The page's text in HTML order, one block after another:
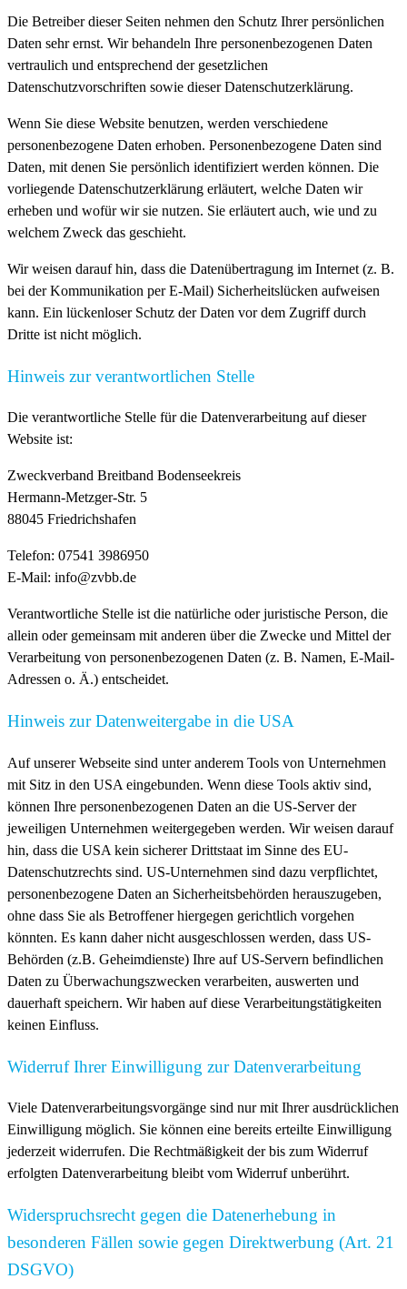
Die Betreiber dieser Seiten nehmen den Schutz Ihrer persönlichen
Daten sehr ernst. Wir behandeln Ihre personenbezogenen Daten
vertraulich und entsprechend der gesetzlichen
Datenschutzvorschriften sowie dieser Datenschutzerklärung.
Wenn Sie diese Website benutzen, werden verschiedene
personenbezogene Daten erhoben. Personenbezogene Daten sind
Daten, mit denen Sie persönlich identifiziert werden können. Die
vorliegende Datenschutzerklärung erläutert, welche Daten wir
erheben und wofür wir sie nutzen. Sie erläutert auch, wie und zu
welchem Zweck das geschieht.
Wir weisen darauf hin, dass die Datenübertragung im Internet (z. B.
bei der Kommunikation per E-Mail) Sicherheitslücken aufweisen
kann. Ein lückenloser Schutz der Daten vor dem Zugriff durch
Dritte ist nicht möglich.
Hinweis zur verantwortlichen Stelle
Die verantwortliche Stelle für die Datenverarbeitung auf dieser
Website ist:
Zweckverband Breitband Bodenseekreis
Hermann-Metzger-Str. 5
88045 Friedrichshafen
Telefon: 07541 3986950
E-Mail: info@zvbb.de
Verantwortliche Stelle ist die natürliche oder juristische Person, die
allein oder gemeinsam mit anderen über die Zwecke und Mittel der
Verarbeitung von personenbezogenen Daten (z. B. Namen, E-Mail-
Adressen o. Ä.) entscheidet.
Hinweis zur Datenweitergabe in die USA
Auf unserer Webseite sind unter anderem Tools von Unternehmen
mit Sitz in den USA eingebunden. Wenn diese Tools aktiv sind,
können Ihre personenbezogenen Daten an die US-Server der
jeweiligen Unternehmen weitergegeben werden. Wir weisen darauf
hin, dass die USA kein sicherer Drittstaat im Sinne des EU-
Datenschutzrechts sind. US-Unternehmen sind dazu verpflichtet,
personenbezogene Daten an Sicherheitsbehörden herauszugeben,
ohne dass Sie als Betroffener hiergegen gerichtlich vorgehen
könnten. Es kann daher nicht ausgeschlossen werden, dass US-
Behörden (z.B. Geheimdienste) Ihre auf US-Servern befindlichen
Daten zu Überwachungszwecken verarbeiten, auswerten und
dauerhaft speichern. Wir haben auf diese Verarbeitungstätigkeiten
keinen Einfluss.
Widerruf Ihrer Einwilligung zur Datenverarbeitung
Viele Datenverarbeitungsvorgänge sind nur mit Ihrer ausdrücklichen
Einwilligung möglich. Sie können eine bereits erteilte Einwilligung
jederzeit widerrufen. Die Rechtmäßigkeit der bis zum Widerruf
erfolgten Datenverarbeitung bleibt vom Widerruf unberührt.
Widerspruchsrecht gegen die Datenerhebung in
besonderen Fällen sowie gegen Direktwerbung (Art. 21
DSGVO)